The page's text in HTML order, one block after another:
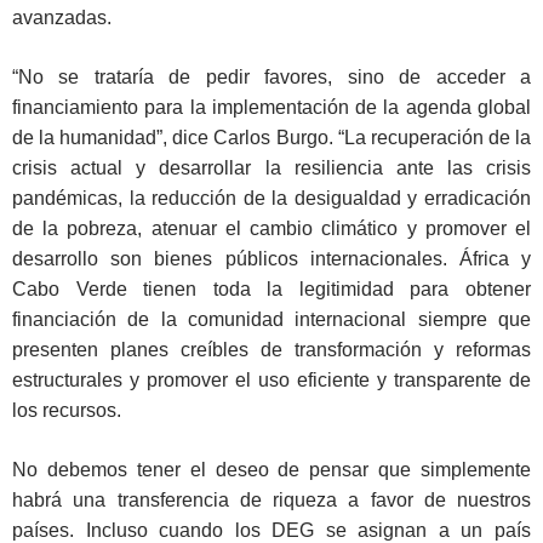
avanzadas.
“No se trataría de pedir favores, sino de acceder a
financiamiento para la implementación de la agenda global
de la humanidad”, dice Carlos Burgo. “La recuperación de la
crisis actual y desarrollar la resiliencia ante las crisis
pandémicas, la reducción de la desigualdad y erradicación
de la pobreza, atenuar el cambio climático y promover el
desarrollo son bienes públicos internacionales. África y
Cabo Verde tienen toda la legitimidad para obtener
financiación de la comunidad internacional siempre que
presenten planes creíbles de transformación y reformas
estructurales y promover el uso eficiente y transparente de
los recursos.
No debemos tener el deseo de pensar que simplemente
habrá una transferencia de riqueza a favor de nuestros
países. Incluso cuando los DEG se asignan a un país